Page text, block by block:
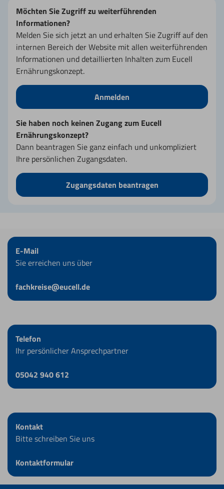
Möchten Sie Zugriff zu weiterführenden
Informationen?
Melden Sie sich jetzt an und erhalten Sie Zugriff auf den
internen Bereich der Website mit allen weiterführenden
Informationen und detaillierten Inhalten zum Eucell
Ernährungskonzept.
Anmelden
Sie haben noch keinen Zugang zum Eucell
Ernährungskonzept?
Dann beantragen Sie ganz einfach und unkompliziert
Ihre persönlichen Zugangsdaten.
Zugangsdaten beantragen
E-Mail
Sie erreichen uns über
fachkreise@eucell.de
Telefon
Ihr persönlicher Ansprechpartner
05042 940 612
Kontakt
Bitte schreiben Sie uns
Kontaktformular